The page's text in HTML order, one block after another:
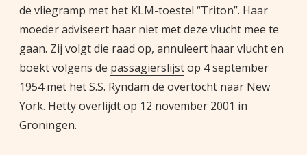
de vliegramp met het KLM-toestel “Triton”. Haar
moeder adviseert haar niet met deze vlucht mee te
gaan. Zij volgt die raad op, annuleert haar vlucht en
boekt volgens de passagierslijstop 4 september
1954 met het S.S. Ryndam de overtocht naar New
York. Hetty overlijdt op 12 november 2001 in
Groningen.